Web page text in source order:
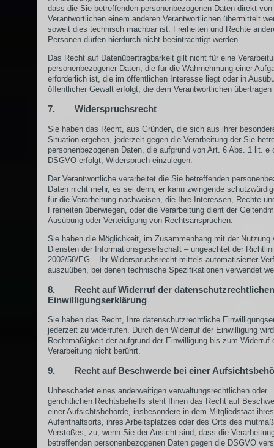
dass die Sie betreffenden personenbezogenen Daten direkt
Verantwortlichen einem anderen Verantwortlichen übermittelt
soweit dies technisch machbar ist. Freiheiten und Rechte
Personen dürfen hierdurch nicht beeinträchtigt werden.
Das Recht auf Datenübertragbarkeit gilt nicht für eine
personenbezogener Daten, die für die Wahrnehmung einer
erforderlich ist, die im öffentlichen Interesse liegt oder in
öffentlicher Gewalt erfolgt, die dem Verantwortlichen übertragen
7. Widerspruchsrecht
Sie haben das Recht, aus Gründen, die sich aus ihrer
Situation ergeben, jederzeit gegen die Verarbeitung der Sie
personenbezogenen Daten, die aufgrund von Art. 6 Abs. 1 lit. e
DSGVO erfolgt, Widerspruch einzulegen.
Der Verantwortliche verarbeitet die Sie betreffenden
Daten nicht mehr, es sei denn, er kann zwingende
für die Verarbeitung nachweisen, die Ihre Interessen, Rechte
Freiheiten überwiegen, oder die Verarbeitung dient der
Ausübung oder Verteidigung von Rechtsansprüchen.
Sie haben die Möglichkeit, im Zusammenhang mit der Nutzung
Diensten der Informationsgesellschaft – ungeachtet der
2002/58/EG – Ihr Widerspruchsrecht mittels automatisierter
auszuüben, bei denen technische Spezifikationen verwendet
8. Recht auf Widerruf der datenschutzrechtlichen
Einwilligungserklärung
Sie haben das Recht, Ihre datenschutzrechtliche
jederzeit zu widerrufen. Durch den Widerruf der Einwilligung
Rechtmäßigkeit der aufgrund der Einwilligung bis zum Widerruf
Verarbeitung nicht berührt.
9. Recht auf Beschwerde bei einer
Unbeschadet eines anderweitigen verwaltungsrechtlichen oder
gerichtlichen Rechtsbehelfs steht Ihnen das Recht auf
einer Aufsichtsbehörde, insbesondere in dem Mitgliedstaat ihres
Aufenthaltsorts, ihres Arbeitsplatzes oder des Orts des
Verstoßes, zu, wenn Sie der Ansicht sind, dass die
betreffenden personenbezogenen Daten gegen die DSGVO